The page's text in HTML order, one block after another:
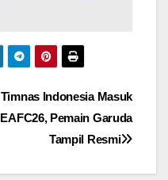
Timnas Indonesia Masuk
EAFC26, Pemain Garuda
Tampil Resmi